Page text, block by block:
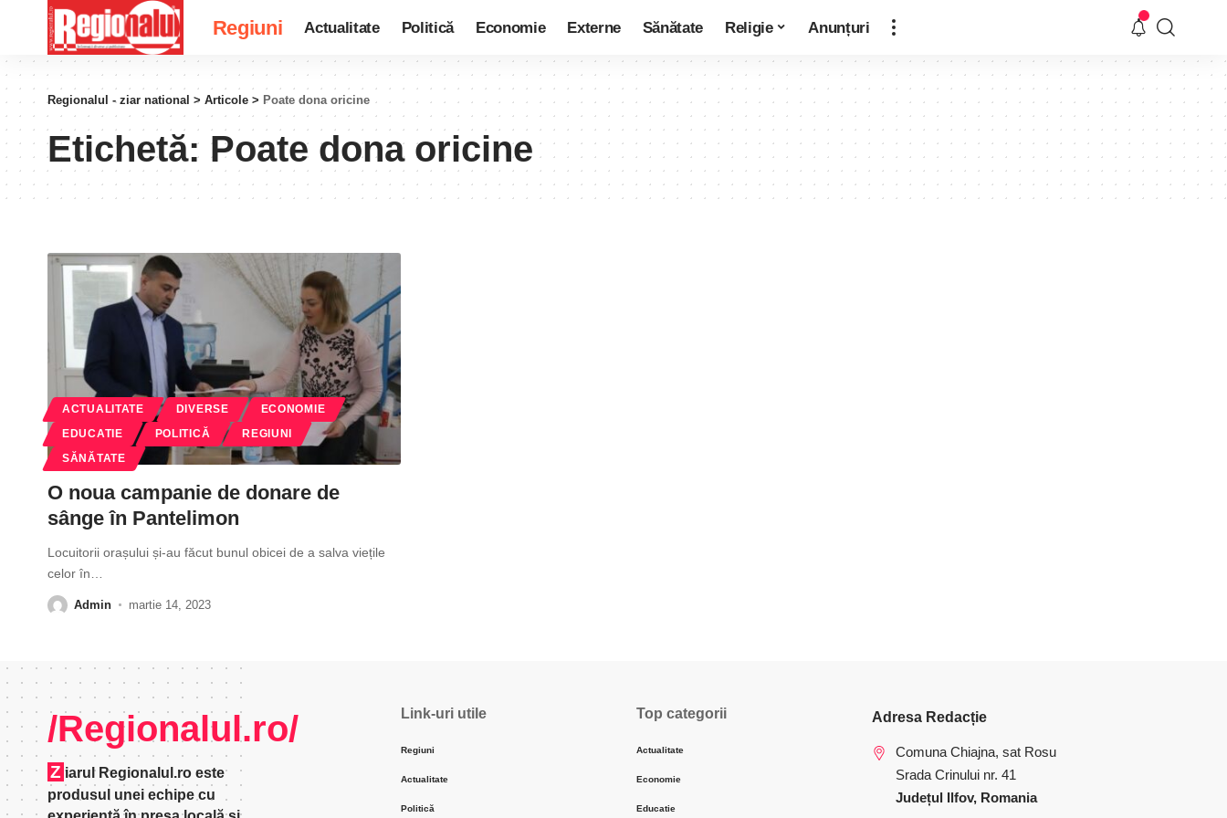
Regiuni Actualitate Politică Economie Externe Sănătate Religie Anunțuri
Regionalul - ziar national > Articole > Poate dona oricine
Etichetă: Poate dona oricine
ACTUALITATE DIVERSE ECONOMIE
EDUCATIE POLITICĂ REGIUNI
SĂNĂTATE
O noua campanie de donare de
sânge în Pantelimon
Locuitorii orașului și-au făcut bunul obicei de a salva viețile
celor în
Admin martie 14, 2023
/Regionalul.ro/
Z iarul Regionalul.ro este
produsul unei echipe cu
Link-uri utile
Regiuni
Actualitate
Politică
Top categorii
Actualitate
Economie
Educatie
Adresa Redacție
Comuna Chiajna, sat Rosu
Srada Crinului nr. 41
Județul Ilfov, Romania